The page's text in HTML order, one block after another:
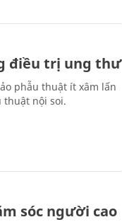
điều trị ung thư
phẫu thuật ít xâm lấn
thuật nội soi.
sóc người cao